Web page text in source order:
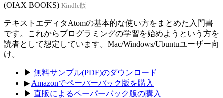
(OIAX BOOKS) Kindle版
テキストエディタAtomの基本的な使い方をまとめた入門書
です。これからプログラミングの学習を始めようという方を
読者として想定しています。Mac/Windows/Ubuntuユーザー向
け。
▶ 無料サンプル(PDF)のダウンロード
▶ Amazonでペーパーバック版を購入
▶ 直販によるペーパーバック版の購入